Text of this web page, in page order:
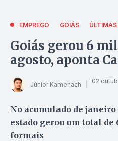
EMPREGO GOIÁS
Goiás gerou 6
agosto, aponta
Júnior Kamenach 02
No acumulado de janeiro
estado gerou um total de
formais